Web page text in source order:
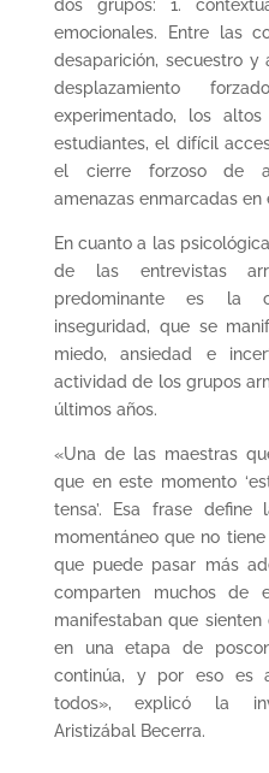
dos grupos: 1.
emocionales. Entre las
desaparición, secuestro y
desplazamiento
experimentado, los
estudiantes, el difícil
el cierre forzoso de
amenazas enmarcadas en
En cuanto a las
de las entrevistas
predominante es la
inseguridad, que se
miedo, ansiedad e
actividad de los grupos
últimos años.
«Una de las maestras
que en este momento
tensa’. Esa frase define
momentáneo que no
que puede pasar más
comparten muchos de
manifestaban que
en una etapa de
continúa, y por eso es
todos», explicó la
Aristizábal Becerra.